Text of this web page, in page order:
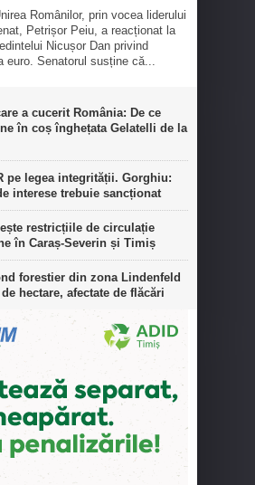
Românilor, prin vocea liderului
Petrișor Peiu, a reacționat la
Nicușor Dan privind
euro. Senatorul susține că...
a cucerit România: De ce
în coș înghețata Gelatelli de la
pe legea integrității. Gorghiu:
interese trebuie sancționat
restricțiile de circulație
în Caraș-Severin și Timiș
forestier din zona Lindenfeld
hectare, afectate de flăcări